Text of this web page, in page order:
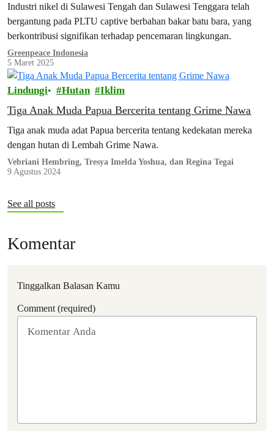
Industri nikel di Sulawesi Tengah dan Sulawesi Tenggara telah
bergantung pada PLTU captive berbahan bakar batu bara, yang
berkontribusi signifikan terhadap pencemaran lingkungan.
Greenpeace Indonesia
5 Maret 2025
Lindungi Hutan Iklim
Tiga Anak Muda Papua Bercerita tentang Grime Nawa
Tiga anak muda adat Papua bercerita tentang kedekatan mereka
dengan hutan di Lembah Grime Nawa.
Vebriani Hembring, Tresya Imelda Yoshua, dan Regina Tegai
9 Agustus 2024
See all posts
Komentar
Tinggalkan Balasan Kamu
Comment (required)